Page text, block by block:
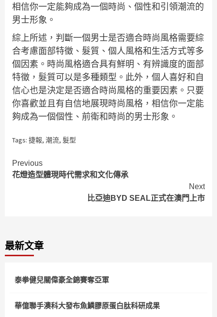
相信你一定能夠成為一個時尚、個性和引領潮流的
男士形象。
綜上所述，判斷一個男士是否適合時尚風格需要綜
合考慮面部特徵、髮質、個人風格和生活方式等多
個因素。時尚風格適合具有鮮明、有辨識度的面部
特徵，髮質可以是多種類型。此外，個人喜好和自
信心也是決定是否適合時尚風格的重要因素。只要
你喜歡並且有自信地展現時尚風格，相信你一定能
夠成為一個個性、前衛和時尚的男士形象。
Tags: 捷報, 潮流, 髮型
Continue
Reading
Previous
花燈造型體現時代需求和文化傳承
Next
比亞迪BYD SEAL正式在澳門上市
最新文章
泰拳健兒關偉豪全錦賽奪亞軍
華億聯手澳科大發布魚鱗膠原蛋白肽科研成果